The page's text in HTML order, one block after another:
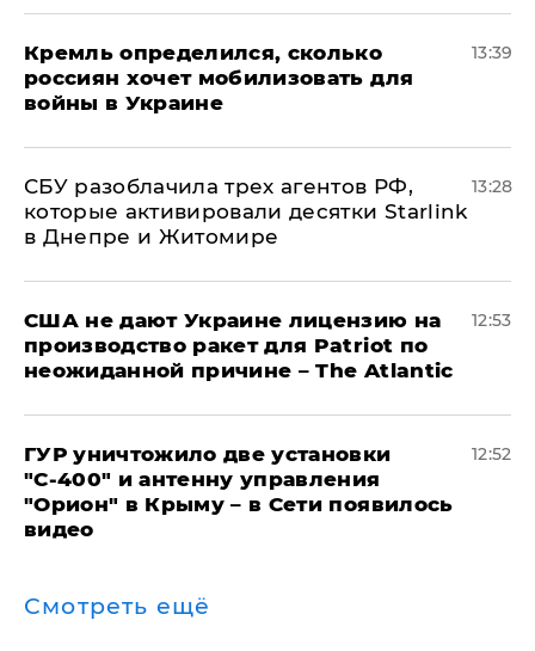
Кремль определился, сколько
россиян хочет мобилизовать для
войны в Украине
13:39
СБУ разоблачила трех агентов РФ,
которые активировали десятки Starlink
в Днепре и Житомире
13:28
США не дают Украине лицензию на
производство ракет для Patriot по
неожиданной причине – The Atlantic
12:53
ГУР уничтожило две установки
"С‑400" и антенну управления
"Орион" в Крыму – в Сети появилось
видео
12:52
Смотреть ещё